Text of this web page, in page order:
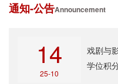
通知-公告Announcement
14
25-10
戏剧与
学位积